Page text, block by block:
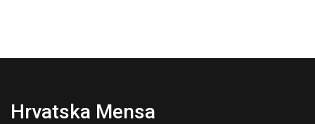
Hrvatska Mensa